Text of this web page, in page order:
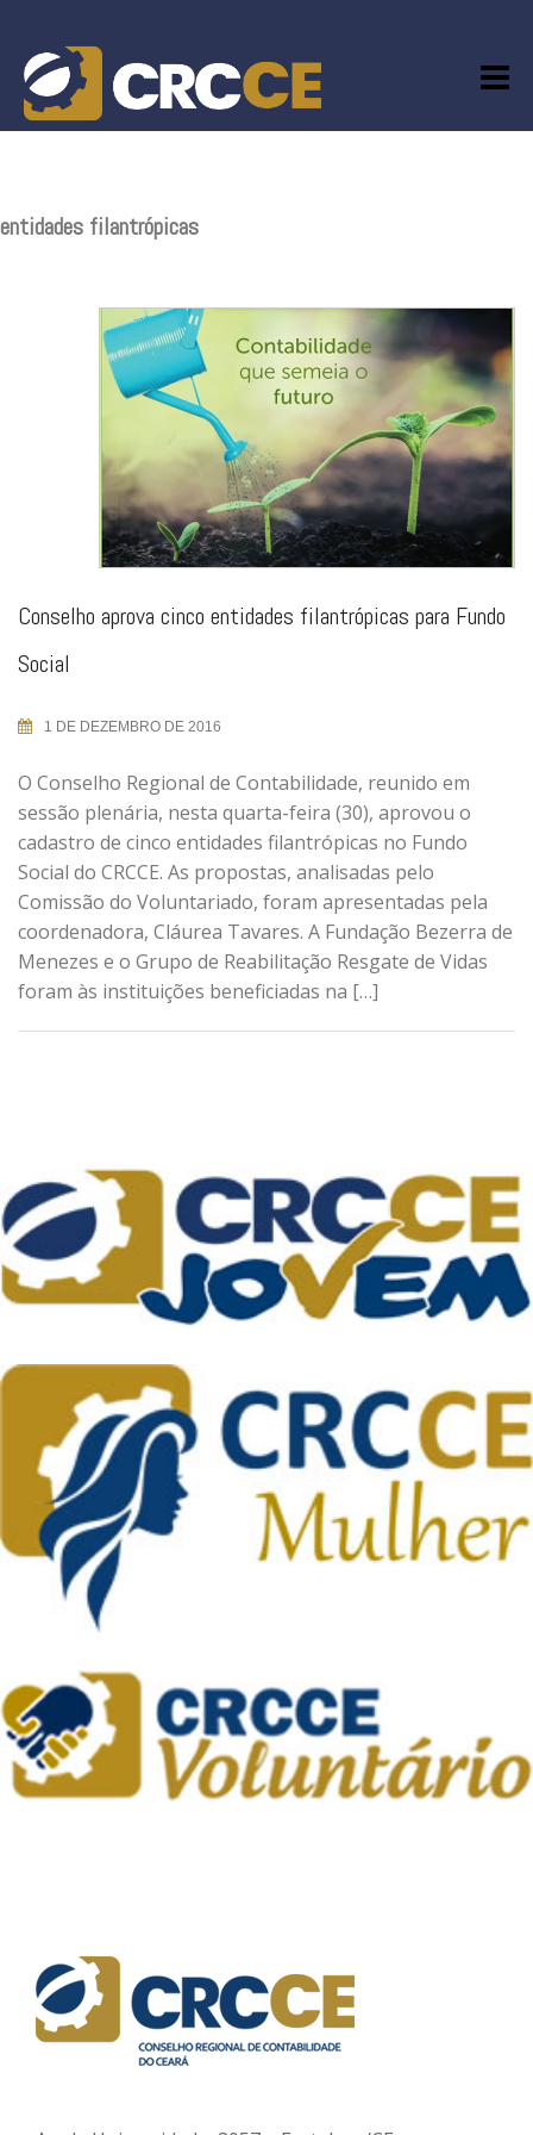
content
entidades filantrópicas
Conselho aprova cinco entidades filantrópicas para Fundo
Social
1 DE DEZEMBRO DE 2016
O Conselho Regional de Contabilidade, reunido em
sessão plenária, nesta quarta-feira (30), aprovou o
cadastro de cinco entidades filantrópicas no Fundo
Social do CRCCE. As propostas, analisadas pelo
Comissão do Voluntariado, foram apresentadas pela
coordenadora, Cláurea Tavares. A Fundação Bezerra de
Menezes e o Grupo de Reabilitação Resgate de Vidas
foram às instituições beneficiadas na […]